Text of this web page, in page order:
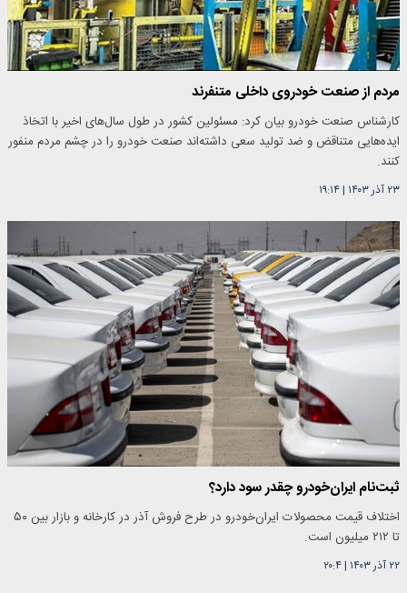
مردم از صنعت خودروی داخلی متنفرند
کارشناس صنعت خودرو بیان کرد: مسئولین کشور در طول سال‌های اخیر با اتخاذ
ایده‌هایی متناقض و ضد تولید سعی داشته‌اند صنعت خودرو را در چشم مردم منفور
کنند.
۲۳ آذر ۱۴۰۳ |۱۹:۱۴
ثبت‌نام ایران‌خودرو چقدر سود دارد؟
اختلاف قیمت محصولات ایران‌خودرو در طرح فروش آذر در کارخانه و بازار بین ۵۰
تا ۲۱۲ میلیون است.
۲۲ آذر ۱۴۰۳ |۲۰:۴